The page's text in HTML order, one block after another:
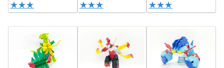
★★★
★★★
★★★